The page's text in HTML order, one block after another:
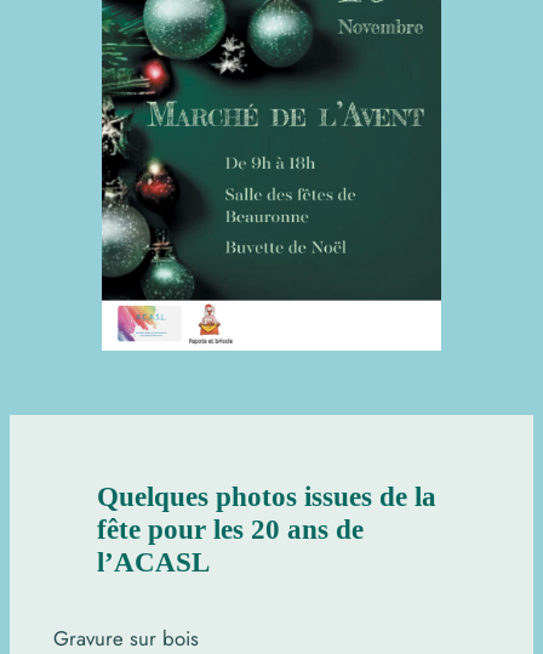
Quelques photos issues de la
fête pour les 20 ans de
l’ACASL
Gravure sur bois